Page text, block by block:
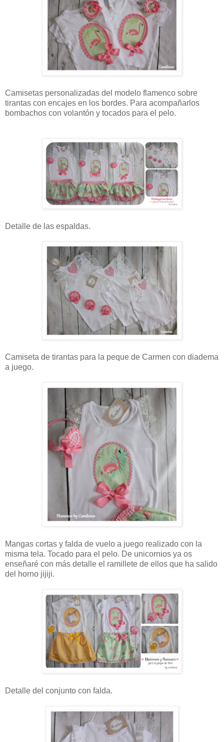
Camisetas personalizadas del modelo flamenco sobre
tirantas con encajes en los bordes. Para acompañarlos
bombachos con volantón y tocados para el pelo.
Detalle de las espaldas.
Camiseta de tirantas para la peque de Carmen con diadema
a juego.
Mangas cortas y falda de vuelo a juego realizado con la
misma tela. Tocado para el pelo. De unicornios ya os
enseñaré con más detalle el ramillete de ellos que ha salido
del horno jijiji.
Detalle del conjunto con falda.